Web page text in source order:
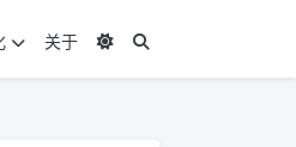
关于